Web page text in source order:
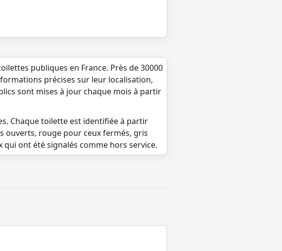
publiques en France. Près de 30000
précises sur leur localisation,
sont mises à jour chaque mois à partir
Chaque toilette est identifiée à partir
ouverts, rouge pour ceux fermés, gris
ont été signalés comme hors service.